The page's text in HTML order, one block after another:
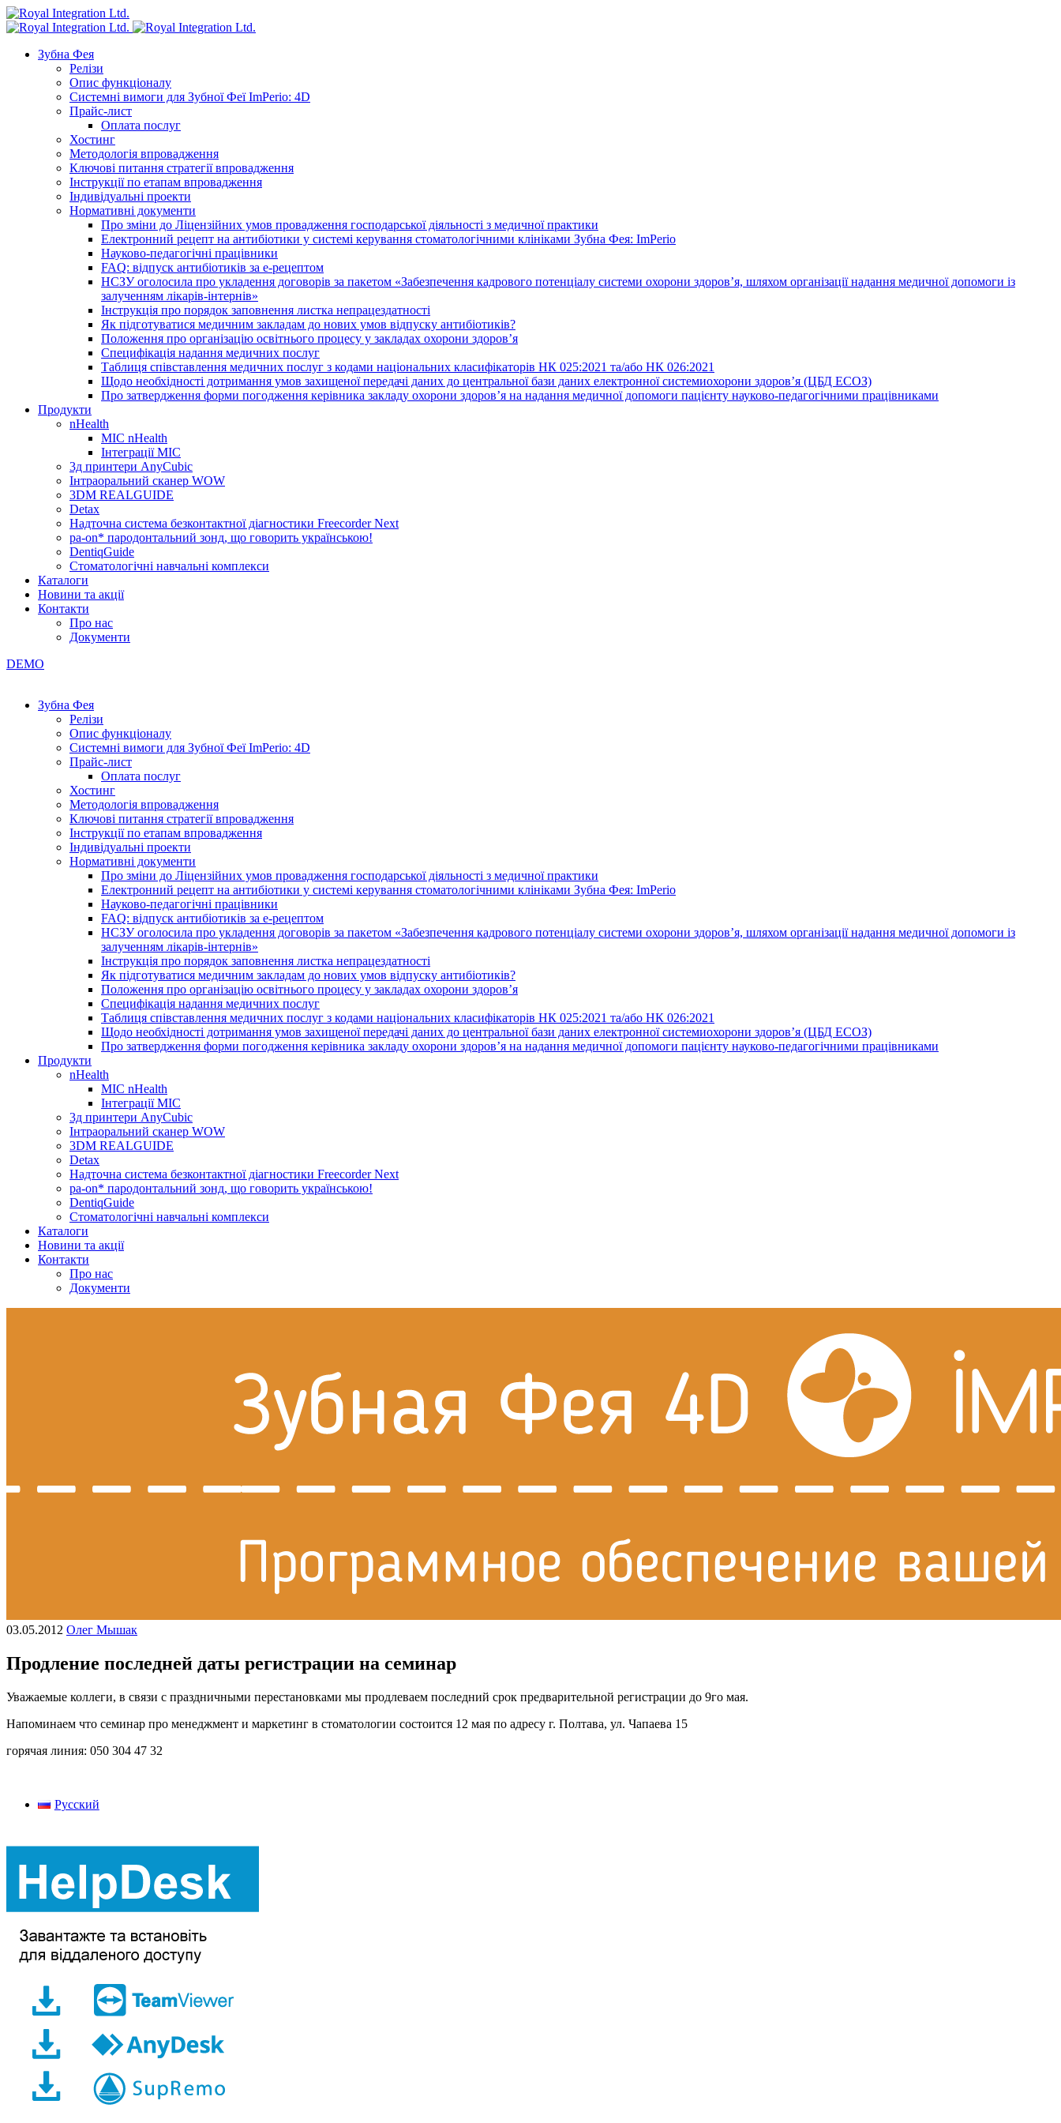
Зубна Фея
Релізи
Опис функціоналу
Системні вимоги для Зубної Феї ImPerio: 4D
Прайс-лист
Оплата послуг
Хостинг
Методологія впровадження
Ключові питання стратегії впровадження
Інструкції по етапам впровадження
Індивідуальні проекти
Нормативні документи
Про зміни до Ліцензійних умов провадження господарської діяльності з медичної практики
Електронний рецепт на антибіотики у системі керування стоматологічними клініками Зубна Фея: ImPerio
Науково-педагогічні працівники
FAQ: відпуск антибіотиків за е-рецептом
НСЗУ оголосила про укладення договорів за пакетом «Забезпечення кадрового потенціалу системи охорони здоров’я, шляхом організації надання медичної допомоги із
залученням лікарів-інтернів»
Інструкція про порядок заповнення листка непрацездатності
Як підготуватися медичним закладам до нових умов відпуску антибіотиків?
Положення про організацію освітнього процесу у закладах охорони здоров’я
Специфікація надання медичних послуг
Таблиця співставлення медичних послуг з кодами національних класифікаторів НК 025:2021 та/або НК 026:2021
Щодо необхідності дотримання умов захищеної передачі даних до центральної бази даних електронної системиохорони здоров’я (ЦБД ЕСОЗ)
Про затвердження форми погодження керівника закладу охорони здоров’я на надання медичної допомоги пацієнту науково-педагогічними працівниками
Продукти
nHealth
МІС nHealth
Інтеграції МІС
3д принтери AnyCubic
Інтраоральний сканер WOW
3DM REALGUIDE
Detax
Надточна система безконтактної діагностики Freecorder Next
pa-on* пародонтальний зонд, що говорить українською!
DentiqGuide
Стоматологічні навчальні комплекси
Каталоги
Новини та акції
Контакти
Про нас
Документи
DEMO
Зубна Фея
Релізи
Опис функціоналу
Системні вимоги для Зубної Феї ImPerio: 4D
Прайс-лист
Оплата послуг
Хостинг
Методологія впровадження
Ключові питання стратегії впровадження
Інструкції по етапам впровадження
Індивідуальні проекти
Нормативні документи
Про зміни до Ліцензійних умов провадження господарської діяльності з медичної практики
Електронний рецепт на антибіотики у системі керування стоматологічними клініками Зубна Фея: ImPerio
Науково-педагогічні працівники
FAQ: відпуск антибіотиків за е-рецептом
НСЗУ оголосила про укладення договорів за пакетом «Забезпечення кадрового потенціалу системи охорони здоров’я, шляхом організації надання медичної допомоги із
залученням лікарів-інтернів»
Інструкція про порядок заповнення листка непрацездатності
Як підготуватися медичним закладам до нових умов відпуску антибіотиків?
Положення про організацію освітнього процесу у закладах охорони здоров’я
Специфікація надання медичних послуг
Таблиця співставлення медичних послуг з кодами національних класифікаторів НК 025:2021 та/або НК 026:2021
Щодо необхідності дотримання умов захищеної передачі даних до центральної бази даних електронної системиохорони здоров’я (ЦБД ЕСОЗ)
Про затвердження форми погодження керівника закладу охорони здоров’я на надання медичної допомоги пацієнту науково-педагогічними працівниками
Продукти
nHealth
МІС nHealth
Інтеграції МІС
3д принтери AnyCubic
Інтраоральний сканер WOW
3DM REALGUIDE
Detax
Надточна система безконтактної діагностики Freecorder Next
pa-on* пародонтальний зонд, що говорить українською!
DentiqGuide
Стоматологічні навчальні комплекси
Каталоги
Новини та акції
Контакти
Про нас
Документи
03.05.2012 Олег Мышак
Продление последней даты регистрации на семинар
Уважаемые коллеги, в связи с праздничными перестановками мы продлеваем последний срок предварительной регистрации до 9го мая.
Напоминаем что семинар про менеджмент и маркетинг в стоматологии состоится 12 мая по адресу г. Полтава, ул. Чапаева 15
горячая линия: 050 304 47 32
Русский